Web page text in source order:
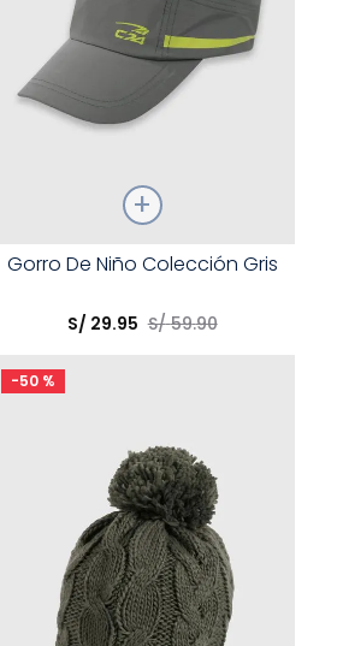
Talla
Gorro De Niño Colección Gris
S/ 29.95 S/ 59.90
-50 %